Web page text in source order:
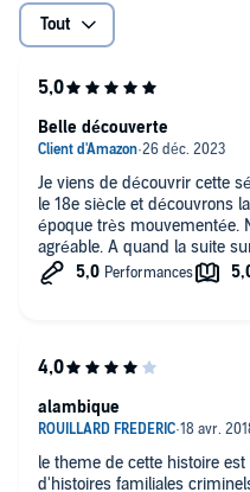
Tout
Je viens de découvrir cette
le 18e siècle et découvrons
époque très mouvementée.
agréable. A quand la suite
Belle découverte
le theme de cette histoire
d'histoires familiales criminels espionnages durant une période
alambique